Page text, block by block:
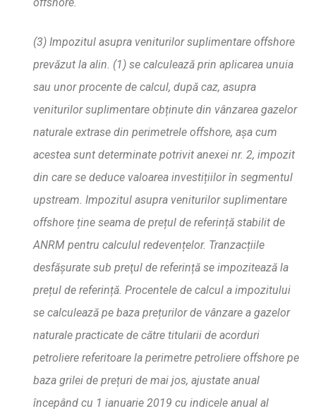
(3) Impozitul asupra veniturilor suplimentare offshore
prevăzut la alin. (1) se calculează prin aplicarea unuia
sau unor procente de calcul, după caz, asupra
veniturilor suplimentare obținute din vânzarea gazelor
naturale extrase din perimetrele offshore, așa cum
acestea sunt determinate potrivit anexei nr. 2, impozit
din care se deduce valoarea investițiilor în segmentul
upstream. Impozitul asupra veniturilor suplimentare
offshoreține seama de prețul de referință stabilit de
ANRM pentru calculul redevențelor. Tranzacțiile
desfășurate sub pretul de referință se impozitează la
prețul de referință. Procentele de calcul a impozitului
se calculează pe baza prețurilor de vânzare a gazelor
naturale practicate de către titularii de acorduri
petroliere referitoare la perimetre petroliere offshore pe
baza grilei de prețuri de mai jos, ajustate anual
începând cu 1 ianuarie 2019 cu indicele anual al